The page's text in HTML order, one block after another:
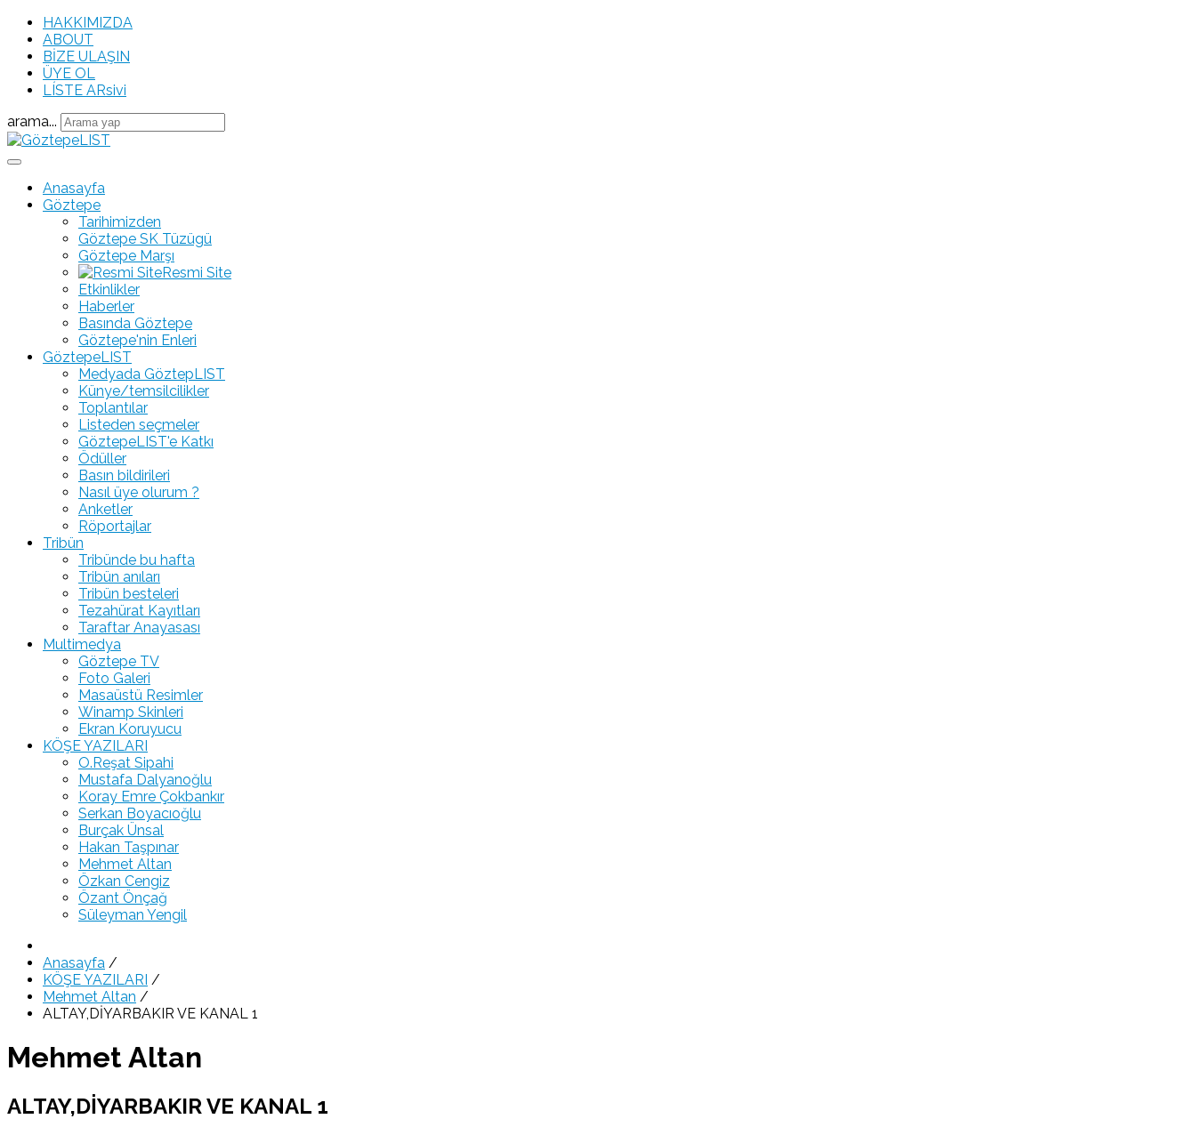
HAKKIMIZDA
ABOUT
BİZE ULAŞIN
ÜYE OL
LÍSTE ARsivi
arama...
Anasayfa
Göztepe
Tarihimizden
Göztepe SK Tüzügü
Göztepe Marşı
Resmi Site
Etkinlikler
Haberler
Basında Göztepe
Göztepe'nin Enleri
GöztepeLIST
Medyada GöztepLIST
Künye/temsilcilikler
Toplantılar
Listeden seçmeler
GöztepeLIST'e Katkı
Ödüller
Basın bildirileri
Nasıl üye olurum ?
Anketler
Röportajlar
Tribün
Tribünde bu hafta
Tribün anıları
Tribün besteleri
Tezahürat Kayıtları
Taraftar Anayasası
Multimedya
Göztepe TV
Foto Galeri
Masaüstü Resimler
Winamp Skinleri
Ekran Koruyucu
KÖŞE YAZILARI
O.Reşat Sipahi
Mustafa Dalyanoğlu
Koray Emre Çokbankır
Serkan Boyacıoğlu
Burçak Ünsal
Hakan Taşpınar
Mehmet Altan
Özkan Cengiz
Özant Önçağ
Süleyman Yengil
Anasayfa /
KÖŞE YAZILARI /
Mehmet Altan /
ALTAY,DİYARBAKIR VE KANAL 1
Mehmet Altan
ALTAY,DİYARBAKIR VE KANAL 1